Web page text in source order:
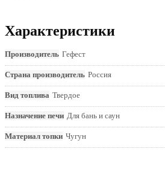
Характеристики
Производитель Гефест
Страна производитель Россия
Вид топлива Твердое
Назначение печи Для бань и саун
Материал топки Чугун